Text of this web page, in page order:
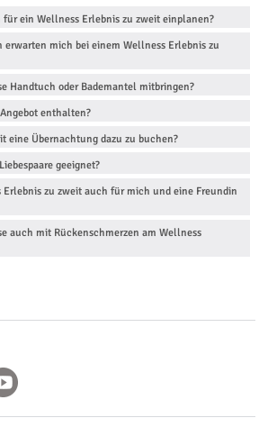
ein Wellness Erlebnis zu zweit einplanen?
erwarten mich bei einem Wellness Erlebnis zu
Handtuch oder Bademantel mitbringen?
enthalten?
eine Übernachtung dazu zu buchen?
geeignet?
Erlebnis zu zweit auch für mich und eine Freundin
auch mit Rückenschmerzen am Wellness